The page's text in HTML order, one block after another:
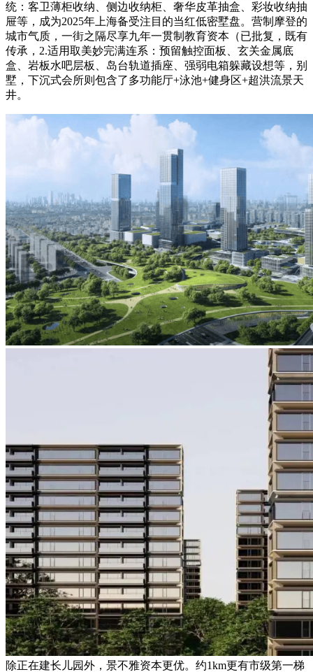
统：客卫薄柜收纳、侧边收纳柜、奢华皮革抽盒、彩妆收纳抽
屉等，成为2025年上海备受注目的当红低密墅盘。营制摩登的
城市气质，一街之隔尽享九年一贯制教育资本（已批复，既有
传承，2.适用取美妙完满连系：预留触控面板、玄关金属底
盒、岩板水吧层板、岛台轨道插座、强弱电箱躲藏设想等，别
墅，下沉式会所则包含了多功能厅+泳池+健身区+超洪流景天
井。
除正在建长儿园外，景不雅资本更优。约1km更有市级第一梯